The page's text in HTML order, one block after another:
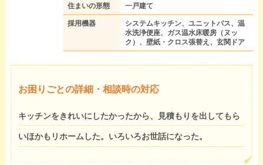
住まいの形態 一戸建て
採用機器
システムキッチン、ユニットバス、温
水洗浄便座、ガス温水床暖房（ヌッ
ク）、壁紙・クロス張替え、玄関ドア
お困りごとの詳細・相談時の対応
キッチンをきれいにしたかったから、見積もりを出してもら
いほかもリホームした。いろいろお世話になった。